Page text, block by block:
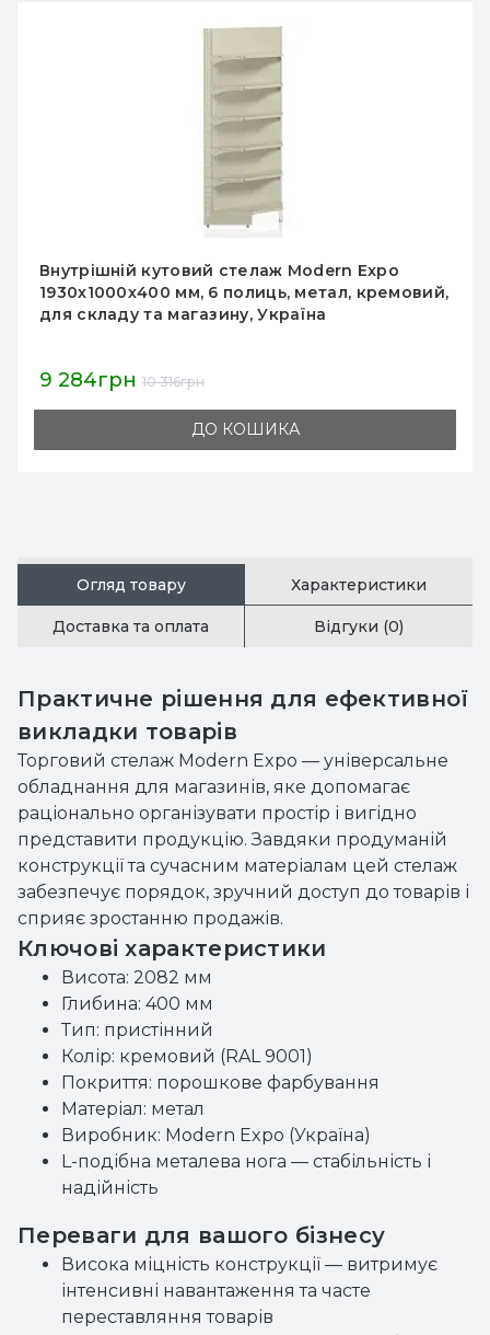
Внутрішній кутовий стелаж Modern Expo
1930х1000х400 мм, 6 полиць, метал, кремовий,
для складу та магазину, Україна
9 284грн 10 316грн
ДО КОШИКА
Огляд товару Характеристики
Доставка та оплата Відгуки (0)
Практичне рішення для ефективної
викладки товарів
Торговий стелаж Modern Expo — універсальне
обладнання для магазинів, яке допомагає
раціонально організувати простір і вигідно
представити продукцію. Завдяки продуманій
конструкції та сучасним матеріалам цей стелаж
забезпечує порядок, зручний доступ до товарів і
сприяє зростанню продажів.
Ключові характеристики
Висота: 2082 мм
Глибина: 400 мм
Тип: пристінний
Колір: кремовий (RAL 9001)
Покриття: порошкове фарбування
Матеріал: метал
Виробник: Modern Expo (Україна)
L-подібна металева нога — стабільність і
надійність
Переваги для вашого бізнесу
Висока міцність конструкції — витримує
інтенсивні навантаження та часте
переставляння товарів